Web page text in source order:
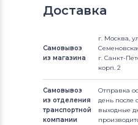
Доставка
Самовывоз
из магазина
г. Москва,
г. Санкт-
корп. 2
Самовывоз
из отделения
транспортной
компании
Отправка
день после
выходные